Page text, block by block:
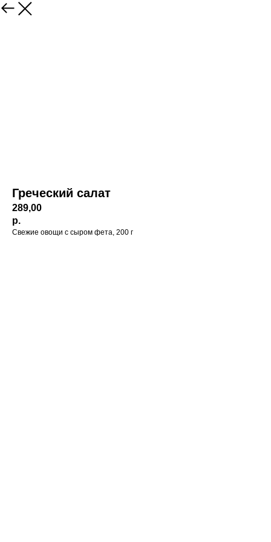
Греческий салат
289,00
р.
Свежие овощи с сыром фета, 200 г